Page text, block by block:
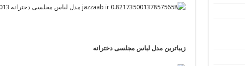
زیباترین مدل لباس مجلسی دخترانه